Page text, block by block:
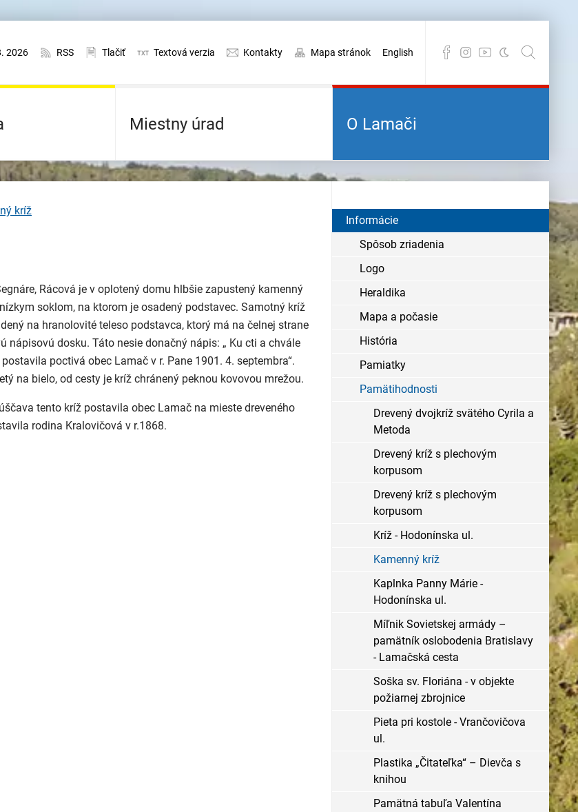
2026 RSS Tlačiť Textová verzia Kontakty Mapa stránok English
Miestny úrad O Lamači
kríž
Rácová je v oplotený domu hlbšie zapustený kamenný
soklom, na ktorom je osadený podstavec. Samotný kríž
na hranolovité teleso podstavca, ktorý má na čelnej strane
nápisovú dosku. Táto nesie donačný nápis: „ Ku cti a chvále
poctivá obec Lamač v r. Pane 1901. 4. septembra“.
na bielo, od cesty je kríž chránený peknou kovovou mrežou.
tento kríž postavila obec Lamač na mieste dreveného
rodina Kralovičová v r.1868.
Informácie
Spôsob zriadenia
Logo
Heraldika
Mapa a počasie
História
Pamiatky
Pamätihodnosti
Drevený dvojkríž svätého Cyrila a
Metoda
Drevený kríž s plechovým
korpusom
Drevený kríž s plechovým
korpusom
Kríž - Hodonínska ul.
Kamenný kríž
Kaplnka Panny Márie -
Hodonínska ul.
Míľnik Sovietskej armády –
pamätník oslobodenia Bratislavy
- Lamačská cesta
Soška sv. Floriána - v objekte
požiarnej zbrojnice
Pieta pri kostole - Vrančovičova
ul.
Plastika „Čitateľka“ – Dievča s
knihou
Pamätná tabuľa Valentína